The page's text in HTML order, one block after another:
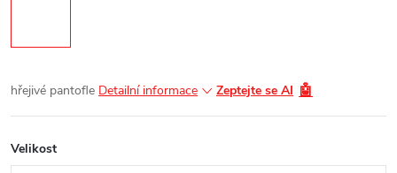
hřejivé pantofle Detailní informace Zeptejte se AI 🤖
Velikost